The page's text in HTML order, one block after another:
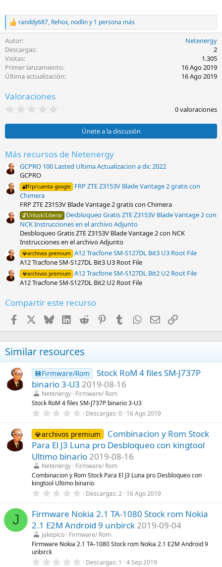
R
e
a
c
c
i
o
n
s
randdy687, Rehox, nodliny 1 persona más
Autor
Netenergy
Descargas
2
Visitas
1.305
Primer lanzamiento
16 Ago 2019
Última actualización
16 Ago 2019
Valoraciones
0
e
t
r
e
l
a
s
)
0 valoraciones
Únete a la discusión
Más recursos de Netenergy
GCPRO 100 Lasted Ultima Actualizacion a dic 2022
GCPRO
🔐Frp/cuenta google FRP ZTE Z3153V Blade Vantage 2 gratis con
Chimera
FRP ZTE Z3153V Blade Vantage 2 gratis con Chimera
🔓Unlock/Liberar Desbloqueo Gratis ZTE Z3153V Blade Vantage 2 con
NCK Instrucciones en el archivo Adjunto
Desbloqueo Gratis ZTE Z3153V Blade Vantage 2 con NCK
Instrucciones en el archivo Adjunto
💎archivos premium A12 Tracfone SM-S127DL Bit3 U3 Root File
A12 Tracfone SM-S127DL Bit3 U3 Root File
💎archivos premium A12 Tracfone SM-S127DL Bit2 U2 Root File
A12 Tracfone SM-S127DL Bit2 U2 Root File
Compartir este recurso
Facebook BlueskyLinkedInReddit PinterestTumblr WhatsApp
EmailEnlace
Similar resources
💾Firmware/Rom
Stock RoM 4 files SM-J737P
binario 3-U3 2019-08-16
Netenergy Firmware/ Rom
Stock RoM 4 files SM-J737P binario 3-U3
0
0
0
e
s
t
r
e
l
l
a
s
Descargas 0 16 Ago 2019
💎archivos premium
Combinacion y Rom Stock
Para El J3 Luna pro Desbloqueo con kingtool
Ultimo binario 2019-08-16
Netenergy Firmware/ Rom
Combinacion y Rom Stock Para El J3 Luna pro Desbloqueo con
kingtool Ultimo binario
0
0
0
e
s
t
r
e
Descargas 2 16 Ago 2019
J
Firmware Nokia 2.1 TA-1080 Stock rom Nokia
2.1 E2M Android 9 unbirck 2019-09-04
jakepico Firmware/ Rom
Firmware Nokia 2.1 TA-1080 Stock rom Nokia 2.1 E2M Android 9
unbirck
0 Descargas 1 4 Sep 2019